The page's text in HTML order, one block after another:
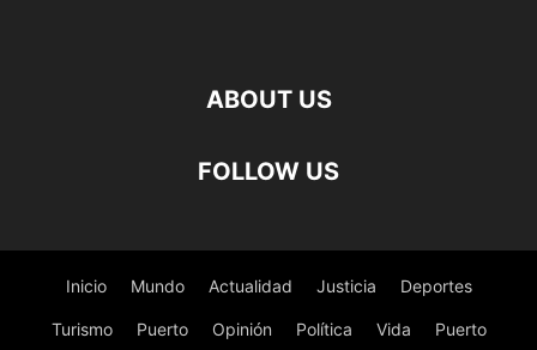
ABOUT US
FOLLOW US
Inicio Mundo Actualidad Justicia Deportes
Turismo Puerto Opinión Política Vida Puerto